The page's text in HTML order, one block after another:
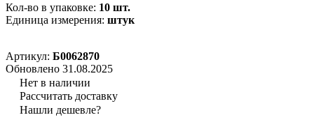
Кол-во в упаковке: 10 шт.
Единица измерения: штук
Артикул: Б0062870
Обновлено 31.08.2025
Нет в наличии
Рассчитать доставку
Нашли дешевле?